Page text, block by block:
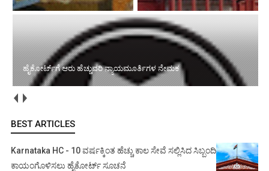
ಹೈಕೋರ್ಟ್‌ಗೆ ಆರು ಹೆಚ್ಚುವರಿ ನ್ಯಾಯಮೂರ್ತಿಗಳ ನೇಮಕ
'ಸಂಧ್ಯಾಕಿರಣ': ನಿವೃತ್ತ ಸರ್ಕಾರಿ ನೌಕರರಿಗೆ ಆರೋಗ್ಯ ಆಶಾಕಿರಣ
BEST ARTICLES
Karnataka HC - 10 ವರ್ಷಕ್ಕಿಂತ ಹೆಚ್ಚು ಕಾಲ ಸೇವೆ ಸಲ್ಲಿಸಿದ ಸಿಬ್ಬಂದಿ
ಕಾಯಂಗೊಳಿಸಲು ಹೈಕೋರ್ಟ್ ಸೂಚನೆ